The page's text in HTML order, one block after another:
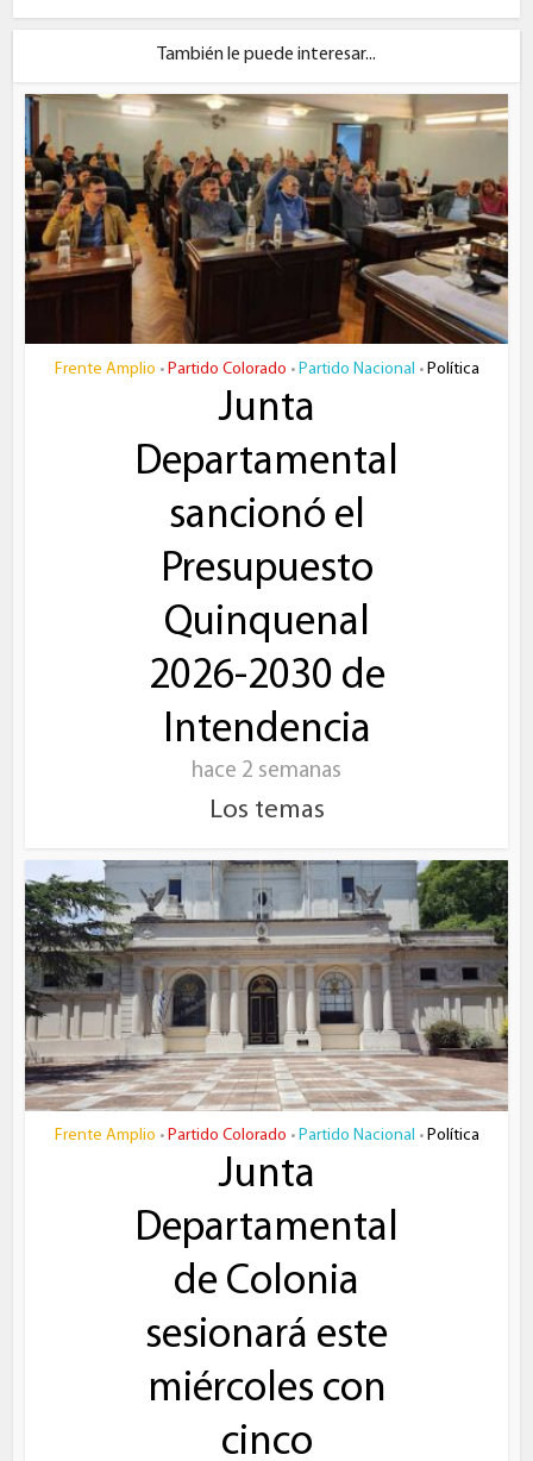
También le puede interesar...
Frente Amplio • Partido Colorado • Partido Nacional • Política
Junta
Departamental
sancionó el
Presupuesto
Quinquenal
2026-2030 de
Intendencia
hace 2 semanas
Los temas
Frente Amplio • Partido Colorado • Partido Nacional • Política
Junta
Departamental
de Colonia
sesionará este
miércoles con
cinco